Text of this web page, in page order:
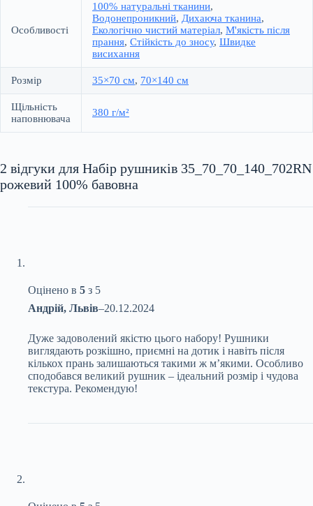
Особливості
100% натуральні тканини,
Водонепроникний, Дихаюча тканина,
Екологічно чистий матеріал, М'якість після
прання, Стійкість до зносу, Швидке
висихання
Розмір 35×70 см, 70×140 см
Щільність
наповнювача
380 г/м²
2 відгуки для Набір рушників 35_70_70_140_702RN
рожевий 100% бавовна
Оцінено в 5 з 5
Андрій, Львів–20.12.2024
Дуже задоволений якістю цього набору! Рушники
виглядають розкішно, приємні на дотик і навіть після
кількох прань залишаються такими ж м’якими. Особливо
сподобався великий рушник – ідеальний розмір і чудова
текстура. Рекомендую!